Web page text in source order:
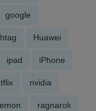
google
Huawei
ipad iPhone
nvidia
ragnarok